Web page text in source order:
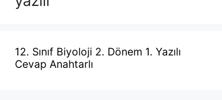
12. Sınıf Biyoloji 2. Dönem 1. Yazılı
Cevap Anahtarlı